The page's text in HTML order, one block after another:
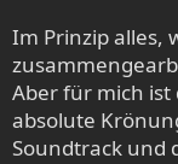
Im Prinzip alles,
Aber für mich ist
absolute
Soundtrack und